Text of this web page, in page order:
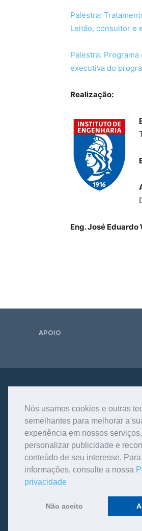
Nós usamos cookies e outras
semelhantes para melhorar a
experiência em nossos serviços,
personalizar publicidade e
conteúdo de seu interesse.
informações, consulte a nossa
privacidade
Não aceito
Palestra:
Leitão, consultor e
Palestra:
executiva do
Realização:
Eng. José Eduardo
APOIO
AV. DR. DANTE PAZZANESE,